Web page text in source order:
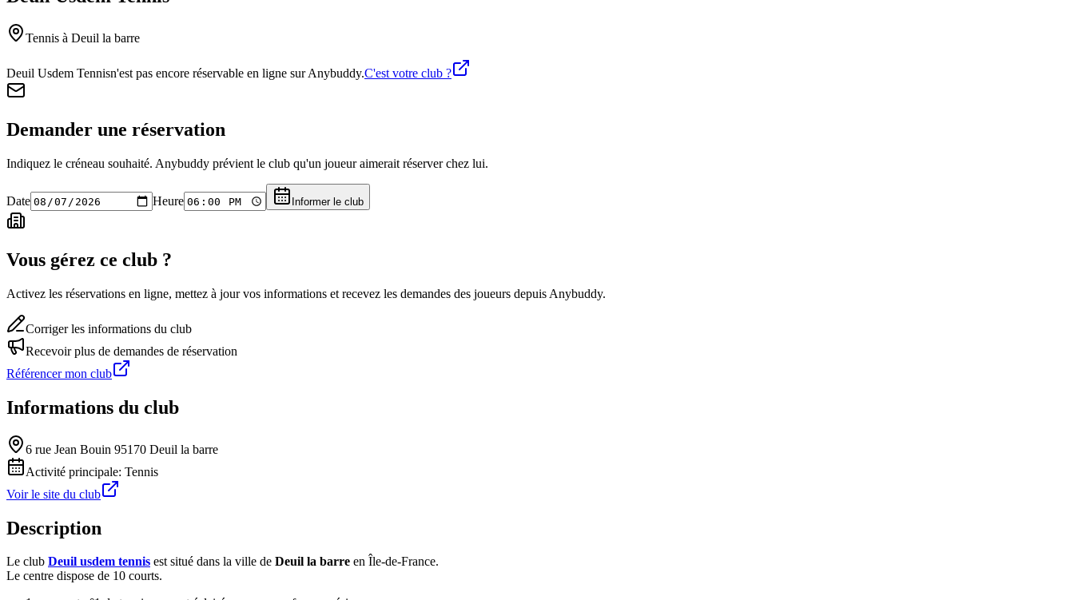
Tennis à Deuil la barre
Deuil Usdem Tennisn'est pas encore réservable en ligne sur Anybuddy.C'est votre club ?
Demander une réservation
Indiquez le créneau souhaité. Anybuddy prévient le club qu'un joueur aimerait réserver chez lui.
Date Heure Informer le club
Vous gérez ce club ?
Activez les réservations en ligne, mettez à jour vos informations et recevez les demandes des joueurs depuis Anybuddy.
Corriger les informations du club
Recevoir plus de demandes de réservation
Référencer mon club
Informations du club
6 rue Jean Bouin 95170 Deuil la barre
Activité principale: Tennis
Voir le site du club
Description
Le club Deuil usdem tennis est situé dans la ville de Deuil la barre en Île-de-France.
Le centre dispose de 10 courts.